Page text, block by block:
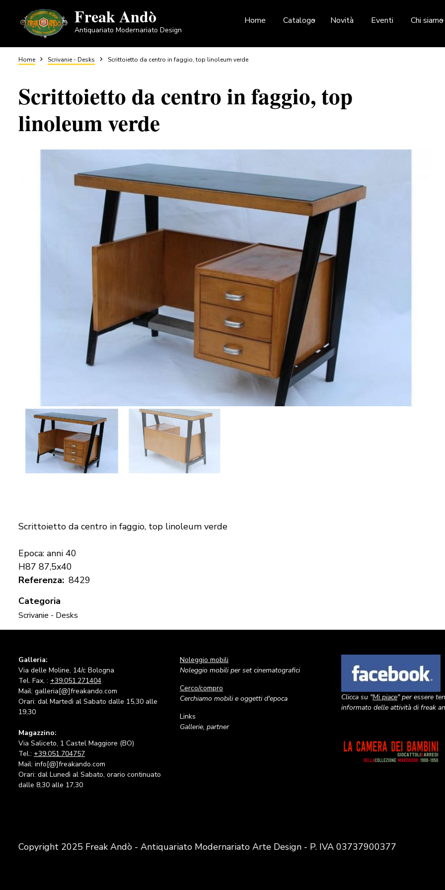
contenuto
principale
Freak Andò
Antiquariato Modernariato Design
Home Catalogo Novità Eventi Chi siamo
Briciole
di
pane
Home Scrivanie - Desks Scrittoietto da centro in faggio, top linoleum verde
Scrittoietto da centro in faggio, top
linoleum verde
Scrittoietto da centro in faggio, top linoleum verde
Epoca: anni 40
H87 87,5x40
Referenza 8429
Categoria
Scrivanie - Desks
Galleria:
Via delle Moline, 14/c Bologna
Tel. Fax, : +39.051.271404
Mail: galleria[@]freakando.com
Orari: dal Martedì al Sabato dalle 15,30 alle
19,30
Magazzino:
Via Saliceto, 1 Castel Maggiore (BO)
Tel.: +39.051.704757
Mail: info[@]freakando.com
Orari: dal Lunedì al Sabato, orario continuato
dalle 8,30 alle 17,30
Noleggio mobili
Noleggio mobili per set cinematografici
Cerco/compro
Cerchiamo mobili e oggetti d'epoca
Links
Gallerie, partner
Clicca su "Mi piace" per essere
informato delle attività di freak
Image
Copyright 2025 Freak Andò - Antiquariato Modernariato Arte Design - P. IVA 03737900377